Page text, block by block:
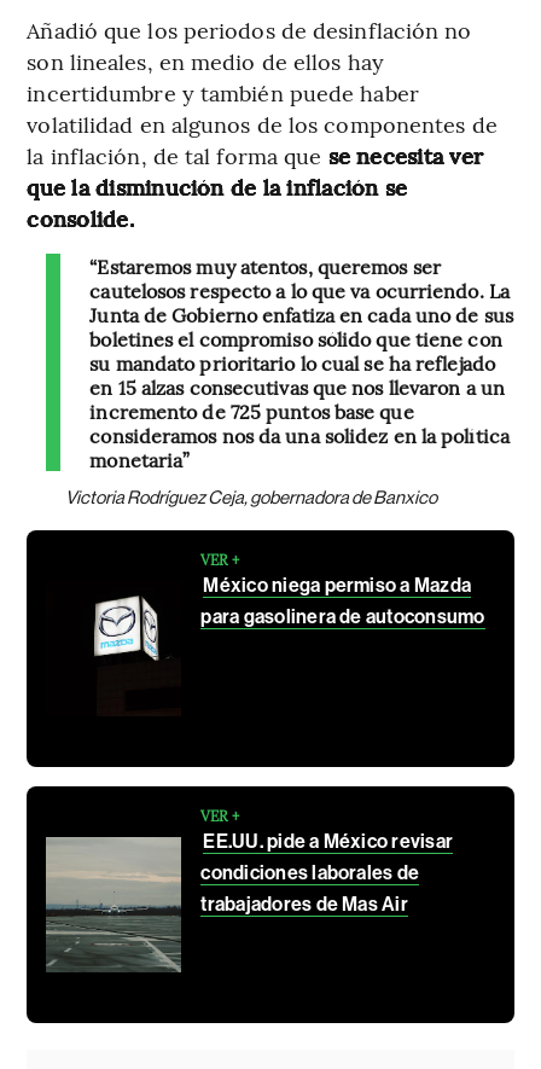
Añadió que los periodos de desinflación no
son lineales, en medio de ellos hay
incertidumbre y también puede haber
volatilidad en algunos de los componentes de
la inflación, de tal forma que se necesita ver
que la disminución de la inflación se
consolide.
“Estaremos muy atentos, queremos ser
cautelosos respecto a lo que va ocurriendo. La
Junta de Gobierno enfatiza en cada uno de sus
boletines el compromiso sólido que tiene con
su mandato prioritario lo cual se ha reflejado
en 15 alzas consecutivas que nos llevaron a un
incremento de 725 puntos base que
consideramos nos da una solidez en la política
monetaria”
Victoria Rodríguez Ceja, gobernadora de Banxico
VER +
México niega permiso a Mazda
para gasolinera de autoconsumo
VER +
EE.UU. pide a México revisar
condiciones laborales de
trabajadores de Mas Air